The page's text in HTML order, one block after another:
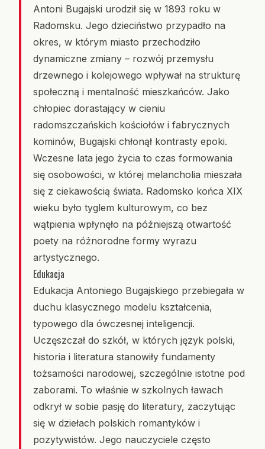
Antoni Bugajski urodził się w 1893 roku w
Radomsku. Jego dzieciństwo przypadło na
okres, w którym miasto przechodziło
dynamiczne zmiany – rozwój przemysłu
drzewnego i kolejowego wpływał na strukturę
społeczną i mentalność mieszkańców. Jako
chłopiec dorastający w cieniu
radomszczańskich kościołów i fabrycznych
kominów, Bugajski chłonął kontrasty epoki.
Wczesne lata jego życia to czas formowania
się osobowości, w której melancholia mieszała
się z ciekawością świata. Radomsko końca XIX
wieku było tyglem kulturowym, co bez
wątpienia wpłynęło na późniejszą otwartość
poety na różnorodne formy wyrazu
artystycznego.
Edukacja
Edukacja Antoniego Bugajskiego przebiegała w
duchu klasycznego modelu kształcenia,
typowego dla ówczesnej inteligencji.
Uczęszczał do szkół, w których język polski,
historia i literatura stanowiły fundamenty
tożsamości narodowej, szczególnie istotne pod
zaborami. To właśnie w szkolnych ławach
odkrył w sobie pasję do literatury, zaczytując
się w dziełach polskich romantyków i
pozytywistów. Jego nauczyciele często